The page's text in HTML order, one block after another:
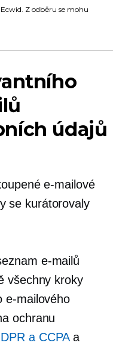
Z odběru se mohu
e-mailové
se kurátorovaly
e-mailů
všechny kroky
e-mailového
ochranu
a CCPAa